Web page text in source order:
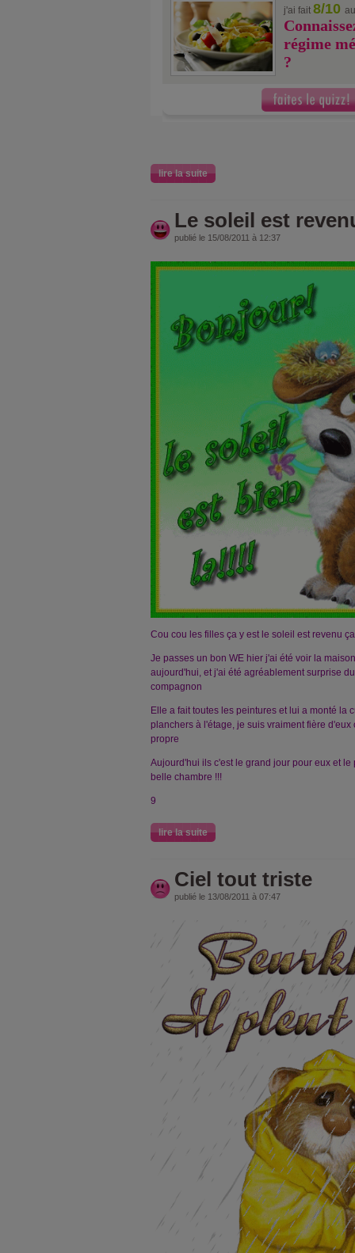
j'ai fait 8/10
régime
?
lire la suite
Le soleil est
publié le 15/08/2011 à 12:37
Cou cou les filles ça y est le soleil est revenu
Je passes un bon WE hier j'ai été voir la
aujourd'hui, et j'ai été agréablement surprise
compagnon
Elle a fait toutes les peintures et lui a monté la
planchers à l'étage, je suis vraiment fière
propre
Aujourd'hui ils c'est le grand jour pour eux et le
belle chambre !!!
9
lire la suite
Ciel tout triste
publié le 13/08/2011 à 07:47